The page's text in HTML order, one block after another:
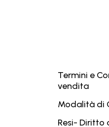
Termini e
vendita
Modalità di
Resi- Diritto